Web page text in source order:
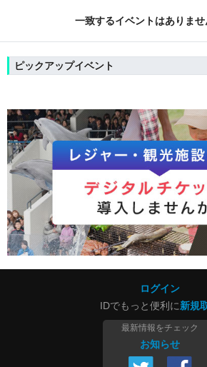
一致するイベントはありませ
ピックアップイベント
ログイン
IDでもっと便利に新規
最新情報をチェック
お知らせ